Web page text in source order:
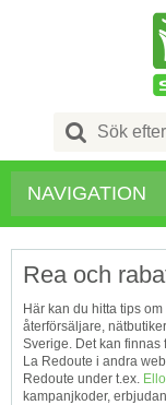
Search
for:
NAVIGATION
Rea och
Här kan du hitta tips
återförsäljare,
Sverige. Det kan finnas
La Redoute i andra
Redoute under t.ex.
kampanjkoder,